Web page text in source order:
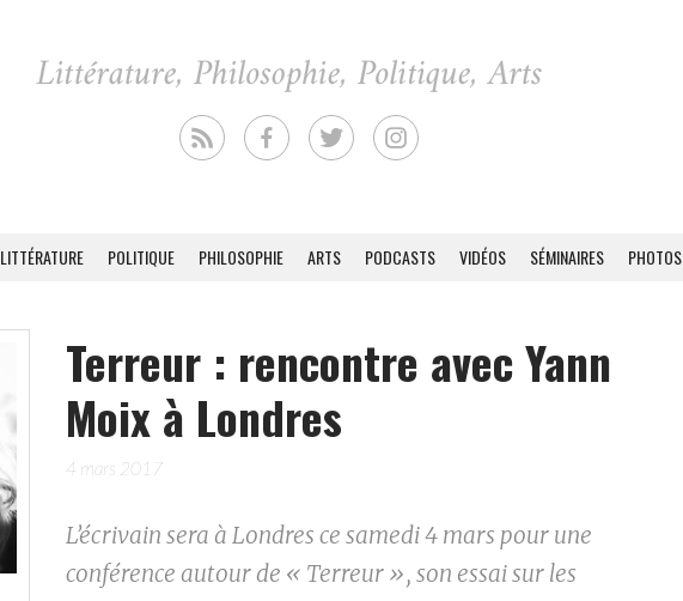
LITTÉRATURE POLITIQUE PHILOSOPHIE ARTS PODCASTS VIDÉOS SÉMINAIRES PHOTOS
Terreur : rencontre avec Yann
Moix à Londres
4 mars 2017
L’écrivain sera à Londres ce samedi 4 mars pour une
conférence autour de « Terreur », son essai sur les